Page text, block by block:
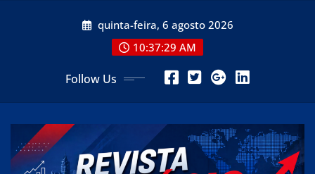
quinta-feira, 6 agosto 2026
10:37:30 AM
Follow Us